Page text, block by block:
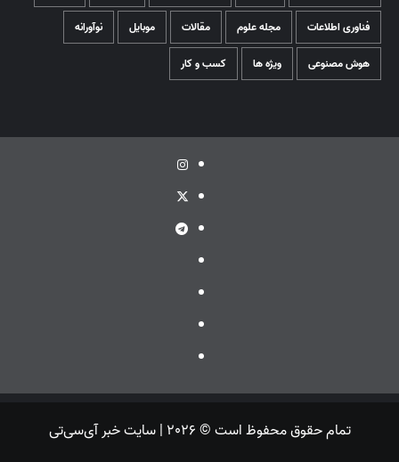
فناوری اطلاعات مجله علوم مقالات موبایل نوآورانه
هوش مصنوعی ویژه ها کسب و کار
اینستاگرام
توئیتر
تلگرام
تمام حقوق محفوظ است © 2026 | سایت خبر آی‌سی‌تی